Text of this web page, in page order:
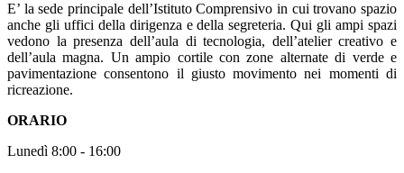
E’ la sede principale dell’Istituto Comprensivo in cui trovano spazio
anche gli uffici della dirigenza e della segreteria. Qui gli ampi spazi
vedono la presenza dell’aula di tecnologia, dell’atelier creativo e
dell’aula magna. Un ampio cortile con zone alternate di verde e
pavimentazione consentono il giusto movimento nei momenti di
ricreazione.
ORARIO
Lunedì 8:00 - 16:00